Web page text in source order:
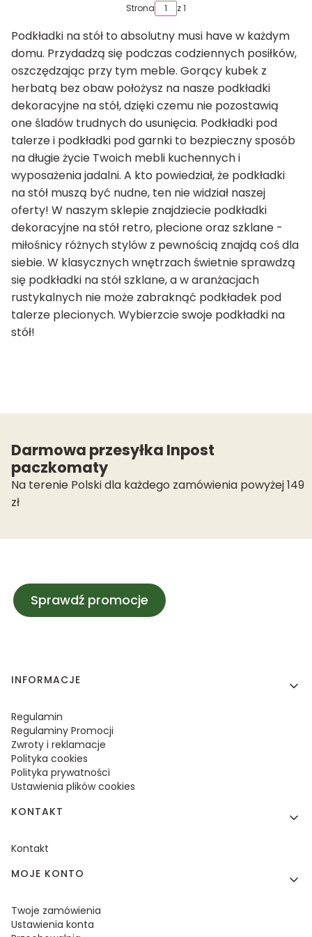
Strona z 1
Podkładki na stół to absolutny musi have w każdym
domu. Przydadzą się podczas codziennych posiłków,
oszczędzając przy tym meble. Gorący kubek z
herbatą bez obaw położysz na nasze podkładki
dekoracyjne na stół, dzięki czemu nie pozostawią
one śladów trudnych do usunięcia. Podkładki pod
talerze i podkładki pod garnki to bezpieczny sposób
na długie życie Twoich mebli kuchennych i
wyposażenia jadalni. A kto powiedział, że podkładki
na stół muszą być nudne, ten nie widział naszej
oferty! W naszym sklepie znajdziecie podkładki
dekoracyjne na stół retro, plecione oraz szklane -
miłośnicy różnych stylów z pewnością znajdą coś dla
siebie. W klasycznych wnętrzach świetnie sprawdzą
się podkładki na stół szklane, a w aranżacjach
rustykalnych nie może zabraknąć podkładek pod
talerze plecionych. Wybierzcie swoje podkładki na
stół!
Darmowa przesyłka Inpost
paczkomaty
Na terenie Polski dla każdego zamówienia powyżej 149
zł
Sprawdź promocje
Linki w stopce
INFORMACJE
Regulamin
Regulaminy Promocji
Zwroty i reklamacje
Polityka cookies
Polityka prywatności
Ustawienia plików cookies
KONTAKT
Kontakt
MOJE KONTO
Twoje zamówienia
Ustawienia konta